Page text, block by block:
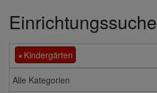
Einrichtungssuche
× Kindergärten
Alle Kategorien